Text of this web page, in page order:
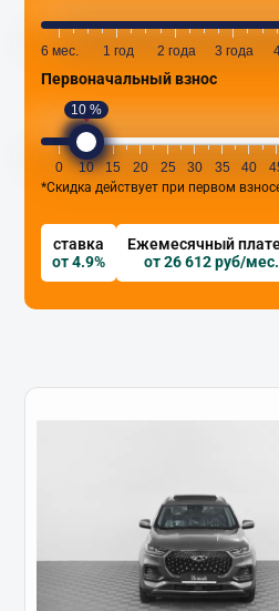
6 мес. 1 год 2 года 3 года
Первоначальный взнос
10 %
0 10 15 20 25 30 35 40
*Скидка действует при первом
ставка
от 4.9%
Ежемесячный
от 26 612 руб/мес.